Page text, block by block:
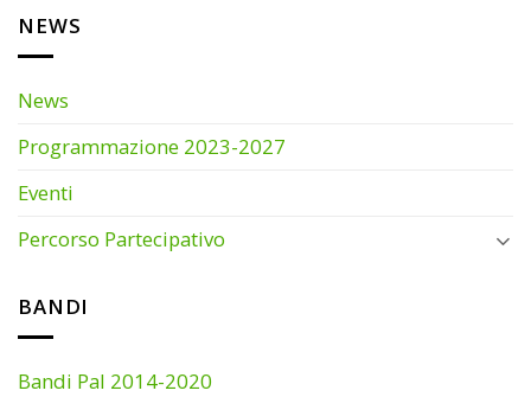
NEWS
News
Programmazione 2023-2027
Eventi
Percorso Partecipativo
BANDI
Bandi Pal 2014-2020